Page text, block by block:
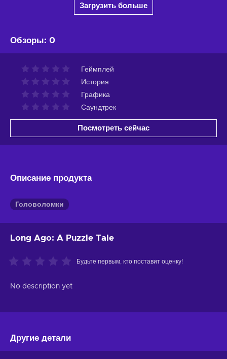
Загрузить больше
Обзоры: 0
Геймплей
История
Графика
Саундтрек
Посмотреть сейчас
Описание продукта
Головоломки
Long Ago: A Puzzle Tale
Будьте первым, кто поставит оценку!
No description yet
Другие детали